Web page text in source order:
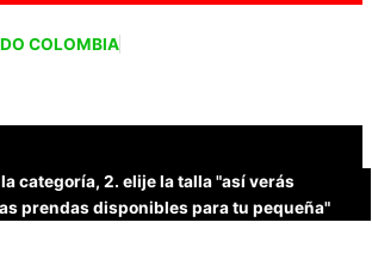
COLOMBIA
categoría, 2. elije la talla "así verás
prendas disponibles para tu pequeña"